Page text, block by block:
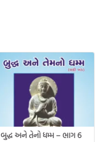
બુદ્ધ અને તેનો ધમ્મ – ભાગ 6